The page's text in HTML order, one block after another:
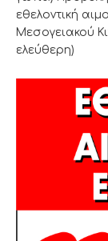
εθελοντική
Μεσογειακού
ελεύθερη)